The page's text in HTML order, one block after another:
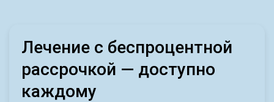
Лечение с беспроцентной
рассрочкой — доступно
каждому